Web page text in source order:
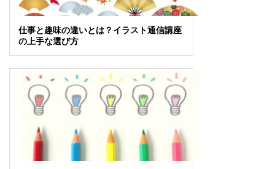
仕事と趣味の違いとは？イラスト通信講座
の上手な選び方